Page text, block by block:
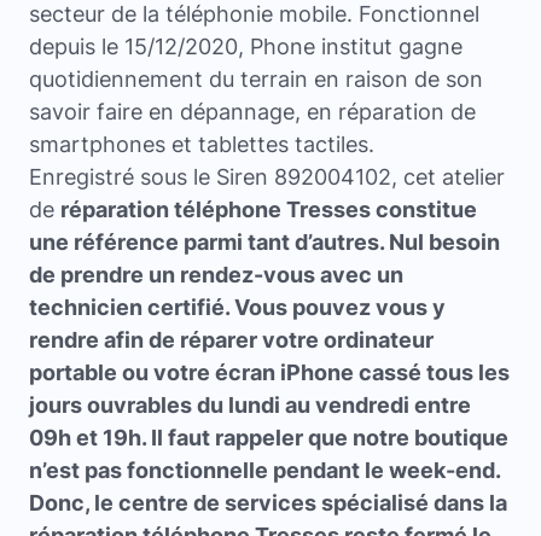
secteur de la téléphonie mobile. Fonctionnel
depuis le 15/12/2020, Phone institut gagne
quotidiennement du terrain en raison de son
savoir faire en dépannage, en réparation de
smartphones et tablettes tactiles.
Enregistré sous le Siren 892004102, cet atelier
de réparation téléphone Tressesconstitue
une référence parmi tant d’autres. Nul besoin
de prendre un rendez-vous avec un
technicien certifié. Vous pouvez vous y
rendre afin de réparer votre ordinateur
portable ou votre écran iPhone cassé tous les
jours ouvrables du lundi au vendredi entre
09h et 19h. Il faut rappeler que notre boutique
n’est pas fonctionnelle pendant le week-end.
Donc, le centre de services spécialisé dans la